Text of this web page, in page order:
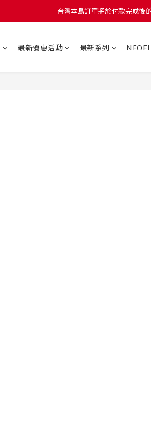
台灣本島訂單將於付款完成後
台灣本島訂單將於付款完成後
台灣本島訂單將於付款完成後
最新優惠活動 最新系列